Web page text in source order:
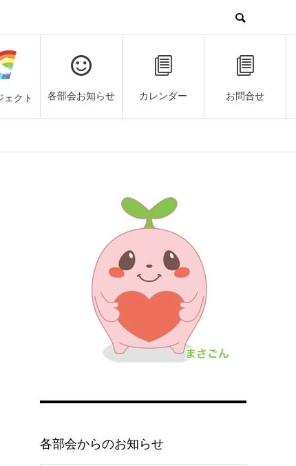
ェクト 各部会お知らせ カレンダー お問合せ
各部会からのお知らせ